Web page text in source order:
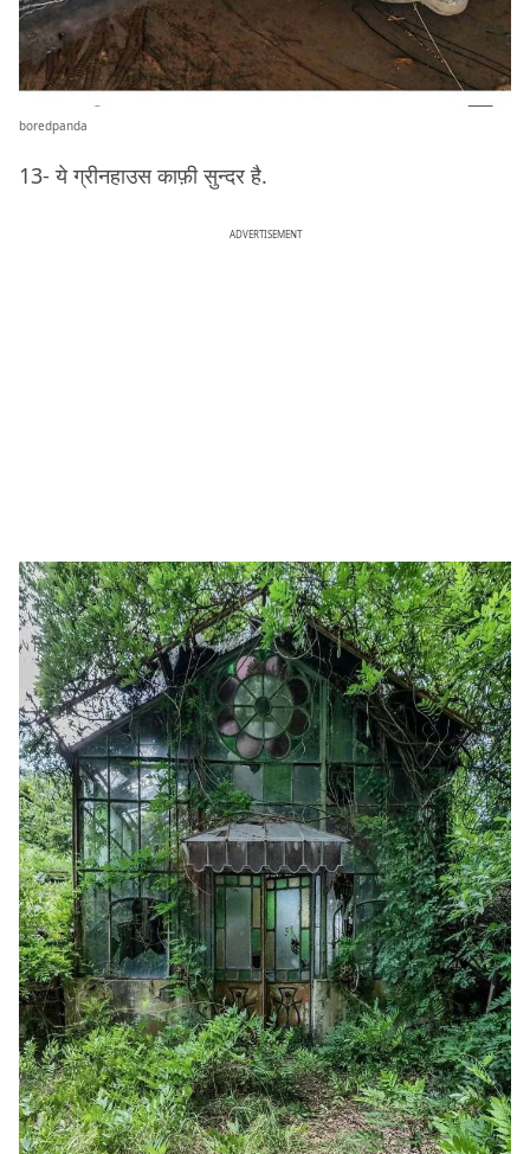
boredpanda
13- ये ग्रीनहाउस काफ़ी सुन्दर है.
ADVERTISEMENT